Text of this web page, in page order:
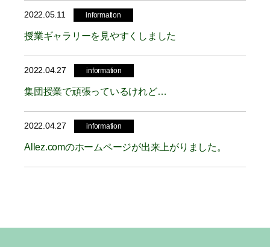
2022.05.11 information
授業ギャラリーを見やすくしました
2022.04.27 information
集団授業で頑張っているけれど…
2022.04.27 information
Allez.comのホームページが出来上がりました。